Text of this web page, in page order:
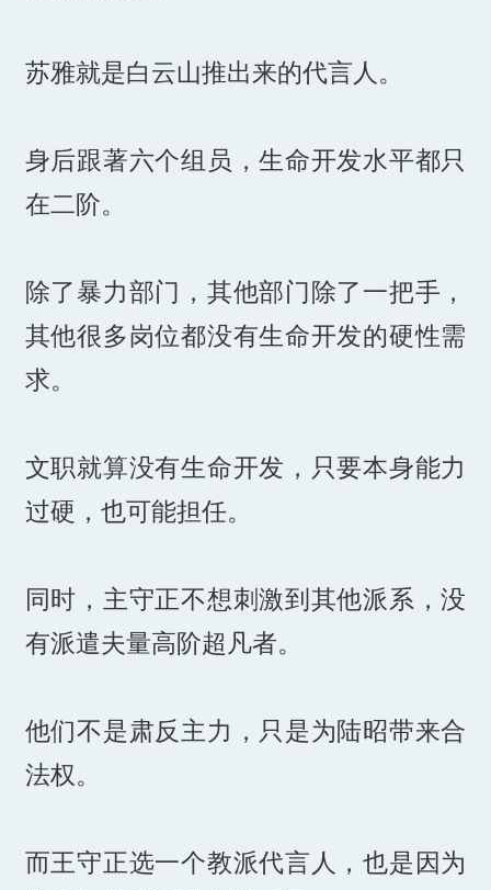
苏雅就是白云山推出来的代言人。
身后跟著六个组员，生命开发水平都只
在二阶。
除了暴力部门，其他部门除了一把手，
其他很多岗位都没有生命开发的硬性需
求。
文职就算没有生命开发，只要本身能力
过硬，也可能担任。
同时，主守正不想刺激到其他派系，没
有派遣夫量高阶超凡者。
他们不是肃反主力，只是为陆昭带来合
法权。
而王守正选一个教派代言人，也是因为